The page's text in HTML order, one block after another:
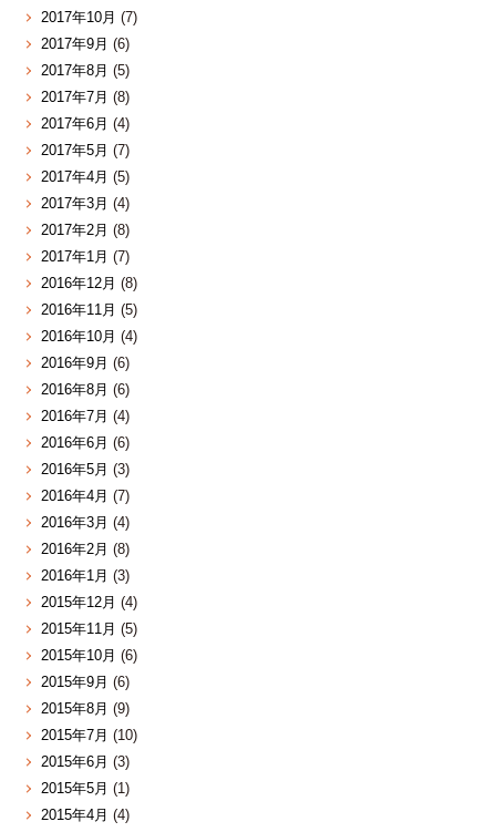
2017年10月 (7)
2017年9月 (6)
2017年8月 (5)
2017年7月 (8)
2017年6月 (4)
2017年5月 (7)
2017年4月 (5)
2017年3月 (4)
2017年2月 (8)
2017年1月 (7)
2016年12月 (8)
2016年11月 (5)
2016年10月 (4)
2016年9月 (6)
2016年8月 (6)
2016年7月 (4)
2016年6月 (6)
2016年5月 (3)
2016年4月 (7)
2016年3月 (4)
2016年2月 (8)
2016年1月 (3)
2015年12月 (4)
2015年11月 (5)
2015年10月 (6)
2015年9月 (6)
2015年8月 (9)
2015年7月 (10)
2015年6月 (3)
2015年5月 (1)
2015年4月 (4)